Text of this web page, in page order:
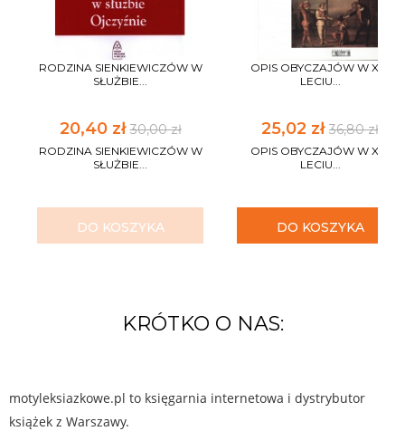
RODZINA SIENKIEWICZÓW W
SŁUŻBIE...
20,40 zł30,00 zł
RODZINA SIENKIEWICZÓW W
SŁUŻBIE...
DO KOSZYKA
OPIS OBYCZAJÓW W XV-
LECIU...
25,02 zł 36,80 zł
OPIS OBYCZAJÓW W XV-
LECIU...
DO KOSZYKA
KRÓTKO O NAS:
motyleksiazkowe.pl to księgarnia internetowa i dystrybutor
książek z Warszawy.